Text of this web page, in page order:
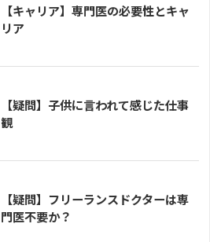
【キャリア】専門医の必要性とキャ
リア
【疑問】子供に言われて感じた仕事
観
【疑問】フリーランスドクターは専
門医不要か？